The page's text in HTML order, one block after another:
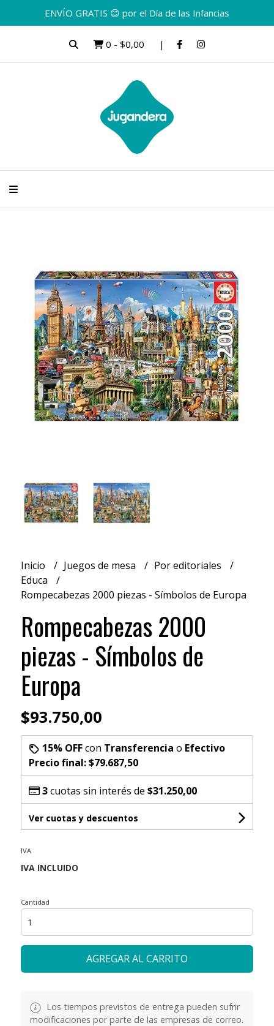
ENVÍO GRATIS 😊 por el Día de las Infancias
0 - $0,00
Inicio Juegos de mesa
Por editoriales
Educa
Rompecabezas 2000 piezas - Símbolos de Europa
Rompecabezas 2000
piezas - Símbolos de
Europa
$93.750,00
15% OFFcon Transferencia o Efectivo
Precio final:$79.687,50
3cuotas sin interés de $31.250,00
Ver cuotas y descuentos
IVA
Cantidad
AGREGAR AL CARRITO
Los tiempos previstos de entrega pueden sufrir
modificaciones por parte de las empresas de correo.